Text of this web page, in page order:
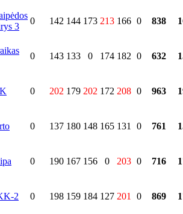
3
0 142 144 173 213 166 0 838
0 143 133 0 174 182 0 632
0 202 179 202 172 208 0 963
0 137 180 148 165 131 0 761
0 190 167 156 0 203 0 716
2 0 198 159 184 127 201 0 869